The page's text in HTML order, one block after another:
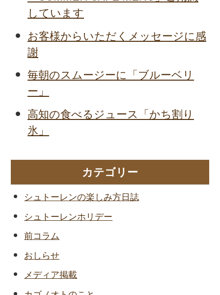
しています
お客様からいただくメッセージに感
謝
毎朝のスムージーに「ブルーベリ
ー」
高知の食べるジュース「かち割り
氷」
カテゴリー
シュトーレンの楽しみ方日誌
シュトーレンホリデー
前コラム
おしらせ
メディア掲載